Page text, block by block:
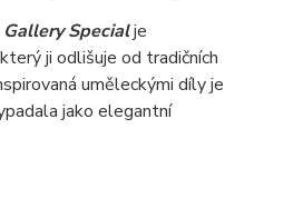
Specialje
ji odlišuje od tradičních
uměleckými díly je
jako elegantní